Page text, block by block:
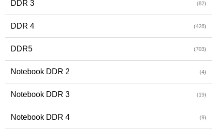
DDR 3 (82)
DDR 4 (428)
DDR5 (703)
Notebook DDR 2 (4)
Notebook DDR 3 (19)
Notebook DDR 4 (9)